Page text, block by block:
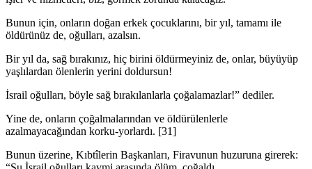
Bunun için, onların doğan erkek çocuklarını, bir yıl, tamamı ile
öldürünüz de, oğulları, azalsın.
Bir yıl da, sağ bırakınız, hiç birini öldürmeyiniz de, onlar, büyüyüp
yaşlılardan ölenlerin yerini doldursun!
İsrail oğulları, böyle sağ bırakılanlarla çoğalamazlar!” dediler.
Yine de, onların çoğalmalarından ve öldürülenlerle
azalmayacağından korku-yorlardı. [31]
Bunun üzerine, Kıbtîlerin Başkanları, Firavunun huzuruna girerek: